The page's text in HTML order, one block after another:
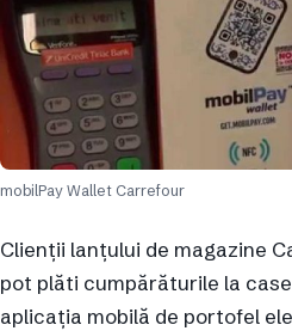
mobilPay Wallet Carrefour
Clienții lanțului de magazine
pot plăti cumpărăturile la
aplicația mobilă de portofel